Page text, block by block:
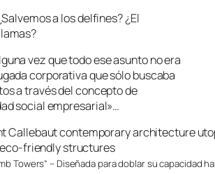
a los delfines? ¿El
vez que todo ese asunto no era
corporativa que sólo buscaba
a través del concepto de
social empresarial»…
Towers” – Diseñada para doblar su capacidad